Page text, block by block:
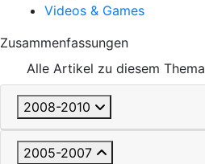
Videos & Games
Zusammenfassungen
Alle Artikel zu diesem Thema
2008-2010
2005-2007